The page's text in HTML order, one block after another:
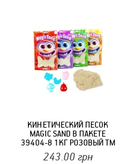
КИНЕТИЧЕСКИЙ ПЕСОК
MAGIC SAND В ПАКЕТЕ
39404-8 1КГ РОЗОВЫЙ ТМ
STRATEG
243.00 грн